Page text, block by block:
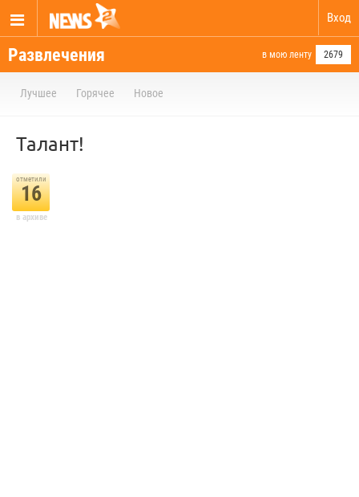
Вход
Развлечения в мою ленту 2679
Лучшее Горячее Новое
Талант!
отметили
16
в архиве